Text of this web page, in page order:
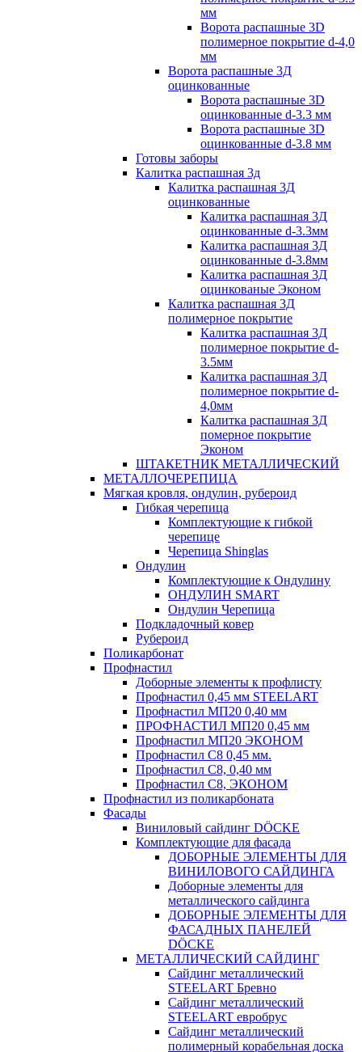
мм
Ворота распашные 3D
полимерное покрытие d-4,0
мм
Ворота распашные 3Д
оцинкованные
Ворота распашные 3D
оцинкованные d-3.3 мм
Ворота распашные 3D
оцинкованные d-3.8 мм
Готовы заборы
Калитка распашная 3д
Калитка распашная 3Д
оцинкованные
Калитка распашная 3Д
оцинкованные d-3.3мм
Калитка распашная 3Д
оцинкованные d-3.8мм
Калитка распашная 3Д
оцинкованые Эконом
Калитка распашная 3Д
полимерное покрытие
Калитка распашная 3Д
полимерное покрытие d-
3.5мм
Калитка распашная 3Д
полимерное покрытие d-
4,0мм
Калитка распашная 3Д
померное покрытие
Эконом
ШТАКЕТНИК МЕТАЛЛИЧЕСКИЙ
МЕТАЛЛОЧЕРЕПИЦА
Мягкая кровля, ондулин, рубероид
Гибкая черепица
Комплектующие к гибкой
черепице
Черепица Shinglas
Ондулин
Комплектующие к Ондулину
ОНДУЛИН SMART
Ондулин Черепица
Подкладочный ковер
Рубероид
Поликарбонат
Профнастил
Доборные элементы к профлисту
Профнастил 0,45 мм STEELART
Профнастил МП20 0,40 мм
ПРОФНАСТИЛ МП20 0,45 мм
Профнастил МП20 ЭКОНОМ
Профнастил С8 0,45 мм.
Профнастил С8, 0,40 мм
Профнастил С8, ЭКОНОМ
Профнастил из поликарбоната
Фасады
Виниловый сайдинг DÖCKE
Комплектующие для фасада
ДОБОРНЫЕ ЭЛЕМЕНТЫ ДЛЯ
ВИНИЛОВОГО САЙДИНГА
Доборные элементы для
металлического сайдинга
ДОБОРНЫЕ ЭЛЕМЕНТЫ ДЛЯ
ФАСАДНЫХ ПАНЕЛЕЙ
DÖCKE
МЕТАЛЛИЧЕСКИЙ САЙДИНГ
Сайдинг металлический
STEELART Бревно
Сайдинг металлический
STEELART евробрус
Сайдинг металлический
полимерный корабельная доска